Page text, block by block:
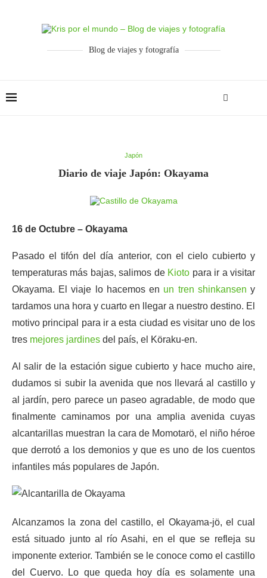
Blog de viajes y fotografía
Japón
Diario de viaje Japón: Okayama
16 de Octubre – Okayama
Pasado el tifón del día anterior, con el cielo cubierto y
temperaturas más bajas, salimos de Kioto para ir a visitar
Okayama. El viaje lo hacemos en un tren shinkansen y
tardamos una hora y cuarto en llegar a nuestro destino. El
motivo principal para ir a esta ciudad es visitar uno de los
tres mejores jardines del país, el Köraku-en.
Al salir de la estación sigue cubierto y hace mucho aire,
dudamos si subir la avenida que nos llevará al castillo y
al jardín, pero parece un paseo agradable, de modo que
finalmente caminamos por una amplia avenida cuyas
alcantarillas muestran la cara de Momotarö, el niño héroe
que derrotó a los demonios y que es uno de los cuentos
infantiles más populares de Japón.
Alcanzamos la zona del castillo, el Okayama-jö, el cual
está situado junto al río Asahi, en el que se refleja su
imponente exterior. También se le conoce como el castillo
del Cuervo. Lo que queda hoy día es solamente una